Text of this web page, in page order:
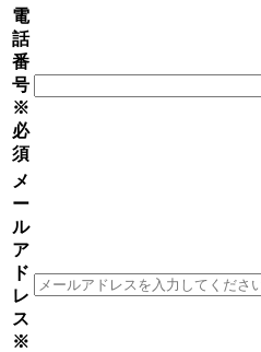
電
話
番
号
※
必
須
メ
ー
ル
ア
ド
レ
ス
※